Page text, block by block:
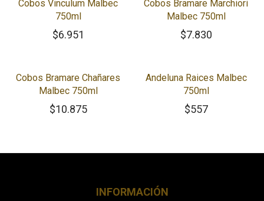
Cobos Vinculum Malbec
750ml
$6.951
Cobos Bramare Marchiori
Malbec 750ml
$7.830
Cobos Bramare Chañares
Malbec 750ml
$10.875
Andeluna Raices Malbec
750ml
$557
INFORMACIÓN